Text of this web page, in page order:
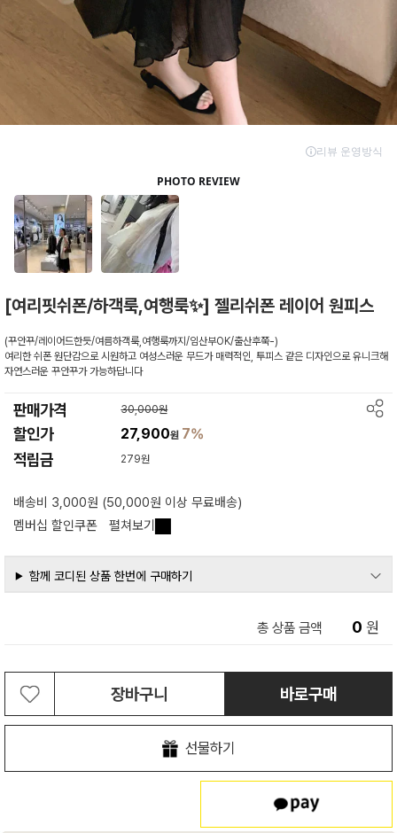
[여리핏쉬폰/하객룩,여행룩✨] 젤리쉬폰 레이어 원피스
(꾸안꾸/레이어드한듯/여름하객룩,여행룩까지/임산부OK/출산후쭉-)
여리한 쉬폰 원단감으로 시원하고 여성스러운 무드가 매력적인, 투피스 같은 디자인으로 유니크해
자연스러운 꾸안꾸가 가능하답니다
판매가격 30,000원
할인가 27,900원 7%
적립금 279원
배송비 3,000원 (50,000원 이상 무료배송)
멤버십 할인쿠폰
펼쳐보기
함께 코디된 상품 한번에 구매하기
총 상품 금액 0 원
장바구니 바로구매
선물하기